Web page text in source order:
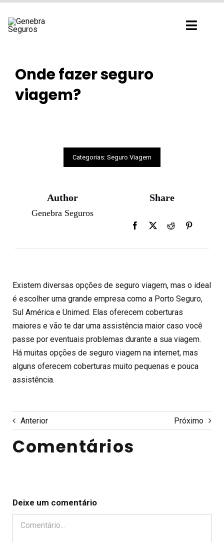
para
Onde fazer seguro
viagem?
Categorias: Seguro Viagem
Author
Genebra Seguros
Share
Existem diversas opções de seguro viagem, mas o ideal
é escolher uma grande empresa como a Porto Seguro,
Sul América e Unimed. Elas oferecem coberturas
maiores e vão te dar uma assistência maior caso você
passe por eventuais problemas durante a sua viagem.
Há muitas opções de seguro viagem na internet, mas
alguns oferecem coberturas muito pequenas e pouca
assistência.
Anterior Próximo
Comentários
Deixe um comentário
Comentário